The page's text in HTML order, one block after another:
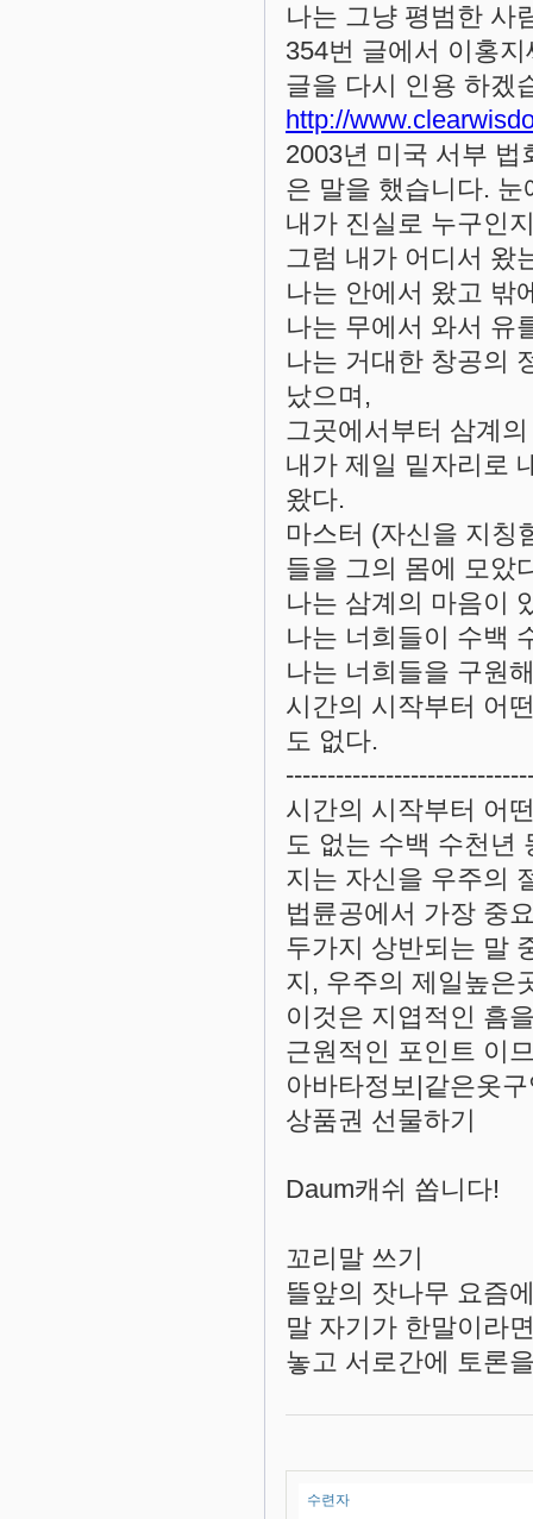
나는 그냥 평범한 사
354번 글에서 이홍
글을 다시 인용 하겠
http://
2003년 미국 서부 법
은 말을 했습니다.
내가 진실로 누구인
그럼 내가 어디서 왔
나는 안에서 왔고 밖
나는 무에서 와서 유
나는 거대한 창공의
났으며,
그곳에서부터 삼계
내가 제일 밑자리로
왔다.
마스터 (자신을 지칭
들을 그의 몸에 모았
나는 삼계의 마음이
나는 너희들이 수백
나는 너희들을 구원
시간의 시작부터 어
도 없다.
시간의 시작부터 어
도 없는 수백 수천년
지는 자신을 우주의
법륜공에서 가장 중
두가지 상반되는 말
지, 우주의 제일높은
이것은 지엽적인 흠
근원적인 포인트 이
아바타정보|같은옷
상품권 선물하기
Daum캐쉬 쏩니다!
꼬리말 쓰기
뜰앞의 잣나무 요즘
말 자기가 한말이라
놓고 서로간에 토론
수련자